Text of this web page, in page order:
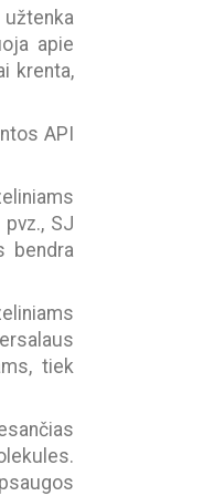
apie
krenta,
API
SJ
bendra
tiek